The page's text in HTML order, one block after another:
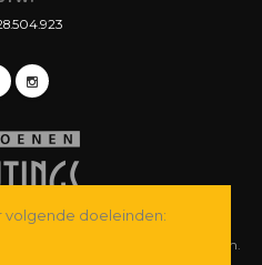
BVBA. Alle rechten voorbehouden.
volgende doeleinden: